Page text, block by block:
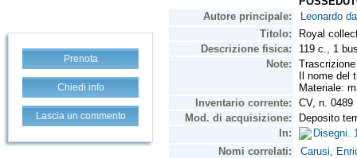
Prenota
Chiedi info
Lascia un commento